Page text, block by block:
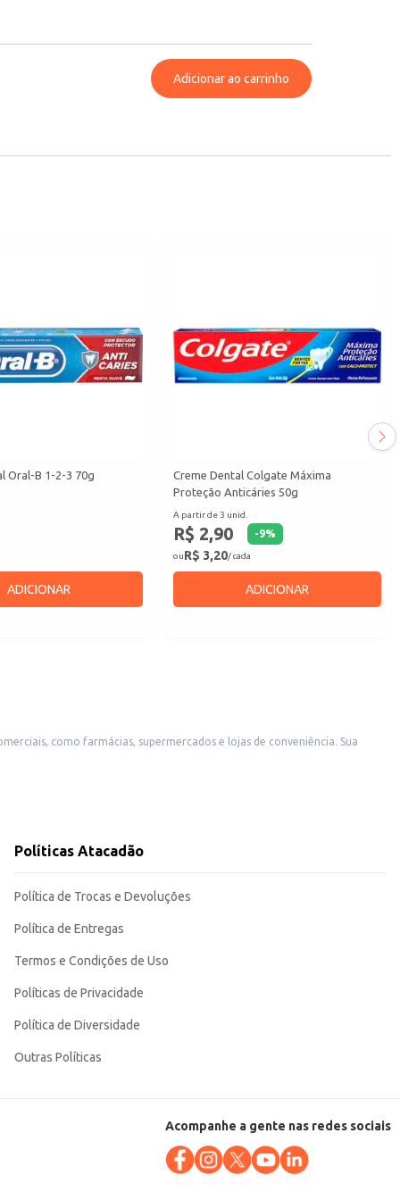
Adicionar ao carrinho
Oral-B 1-2-3 70g
ADICIONAR
Creme Dental Colgate Máxima
Proteção Anticáries 50g
A partir de 3 unid.
R$ 2,90 -9%
ouR$ 3,20/ cada
ADICIONAR
como farmácias, supermercados e lojas de conveniência. Sua
A marca Oral-B garante a qualidade e
Políticas Atacadão
Política de Trocas e Devoluções
Política de Entregas
Termos e Condições de Uso
Políticas de Privacidade
Política de Diversidade
Outras Políticas
Acompanhe a gente nas redes sociais